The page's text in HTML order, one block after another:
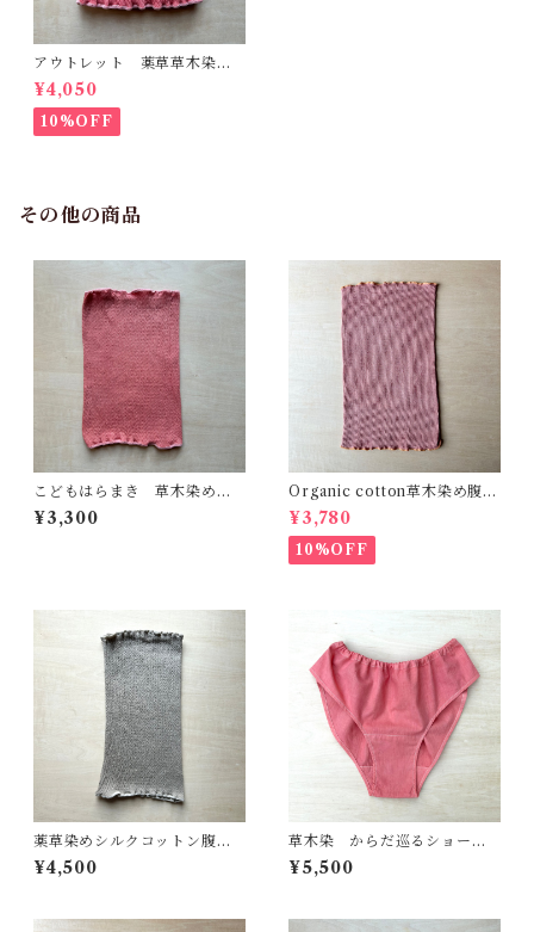
アウトレット 薬草草木染め
コットンシルク腹巻 あかね
とびわ 明るめ ネックウォー
マー 冷えとり 温活 冷え
性 体質改善 出産祝い
¥4,050
10%OFF
その他の商品
こどもはらまき 草木染めシ
ルクコットン 茜びわ 敏
感肌用 自然療法 冷えと
¥3,300
Organic cotton草木染め腹巻
Fit 茜びわ 真菰 精麻 自然
療法 温活 冷え性 体質改
善 出産祝い 健康
¥3,780
10%OFF
薬草染めシルクコットン腹
巻 びわの葉染め 男女兼
用 ネックウォーマー 冷え
¥4,500
草木染 からだ巡るショー
ツ 茜と枇杷 オーガニック
コットン
¥5,500